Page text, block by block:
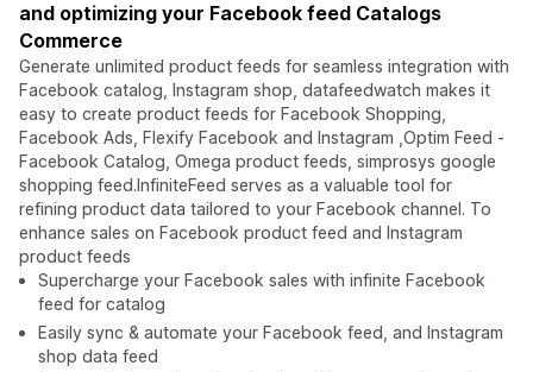
and optimizing your Facebook feed Catalogs
Commerce
Generate unlimited product feeds for seamless integration with
Facebook catalog, Instagram shop, datafeedwatch makes it
easy to create product feeds for Facebook Shopping,
Facebook Ads, Flexify Facebook and Instagram ,Optim Feed ‑
Facebook Catalog, Omega product feeds, simprosys google
shopping feed.InfiniteFeed serves as a valuable tool for
refining product data tailored to your Facebook channel. To
enhance sales on Facebook product feed and Instagram
product feeds
Supercharge your Facebook sales with infinite Facebook
feed for catalog
Easily sync & automate your Facebook feed, and Instagram
shop data feed